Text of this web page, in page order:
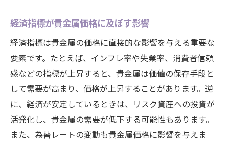
経済指標が貴金属価格に及ぼす影響
経済指標は貴金属の価格に直接的な影響を与える重要な
要素です。たとえば、インフレ率や失業率、消費者信頼
感などの指標が上昇すると、貴金属は価値の保存手段と
して需要が高まり、価格が上昇することがあります。逆
に、経済が安定しているときは、リスク資産への投資が
活発化し、貴金属の需要が低下する可能性もあります。
また、為替レートの変動も貴金属価格に影響を与えま